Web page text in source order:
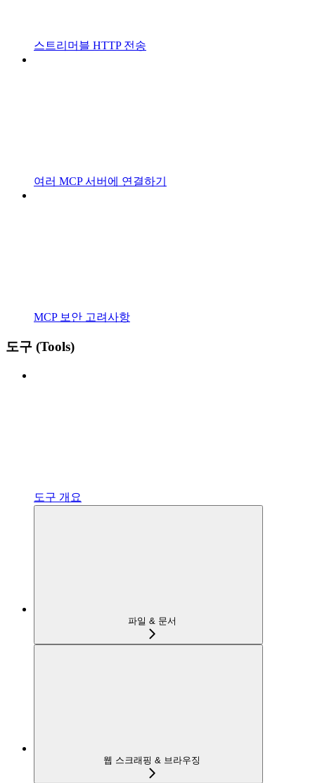
스트리머블 HTTP 전송
여러 MCP 서버에 연결하기
MCP 보안 고려사항
도구 (Tools)
도구 개요
파일 & 문서
웹 스크래핑 & 브라우징